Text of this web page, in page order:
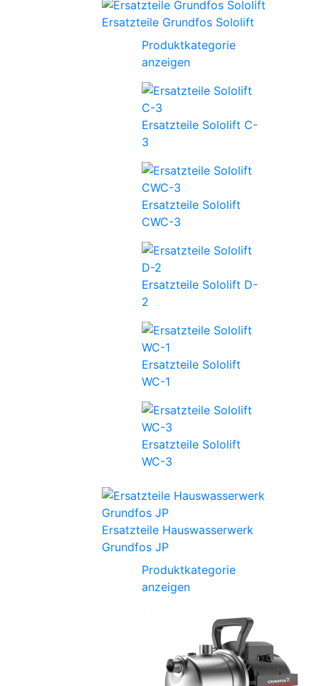
Ersatzteile Grundfos Sololift
Produktkategorie
anzeigen
Ersatzteile Sololift C-
3
Ersatzteile Sololift
CWC-3
Ersatzteile Sololift D-
2
Ersatzteile Sololift
WC-1
Ersatzteile Sololift
WC-3
Ersatzteile Hauswasserwerk
Grundfos JP
Produktkategorie
anzeigen